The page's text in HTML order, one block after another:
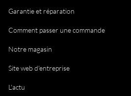
Garantie et réparation
Comment passer une commande
Notre magasin
Site web d'entreprise
L'actu